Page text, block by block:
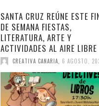
SANTA CRUZ REÚNE ESTE
DE SEMANA FIESTAS,
LITERATURA, ARTE Y
ACTIVIDADES AL AIRE LIBRE
CREATIVA CANARIA 6 AGOSTO,